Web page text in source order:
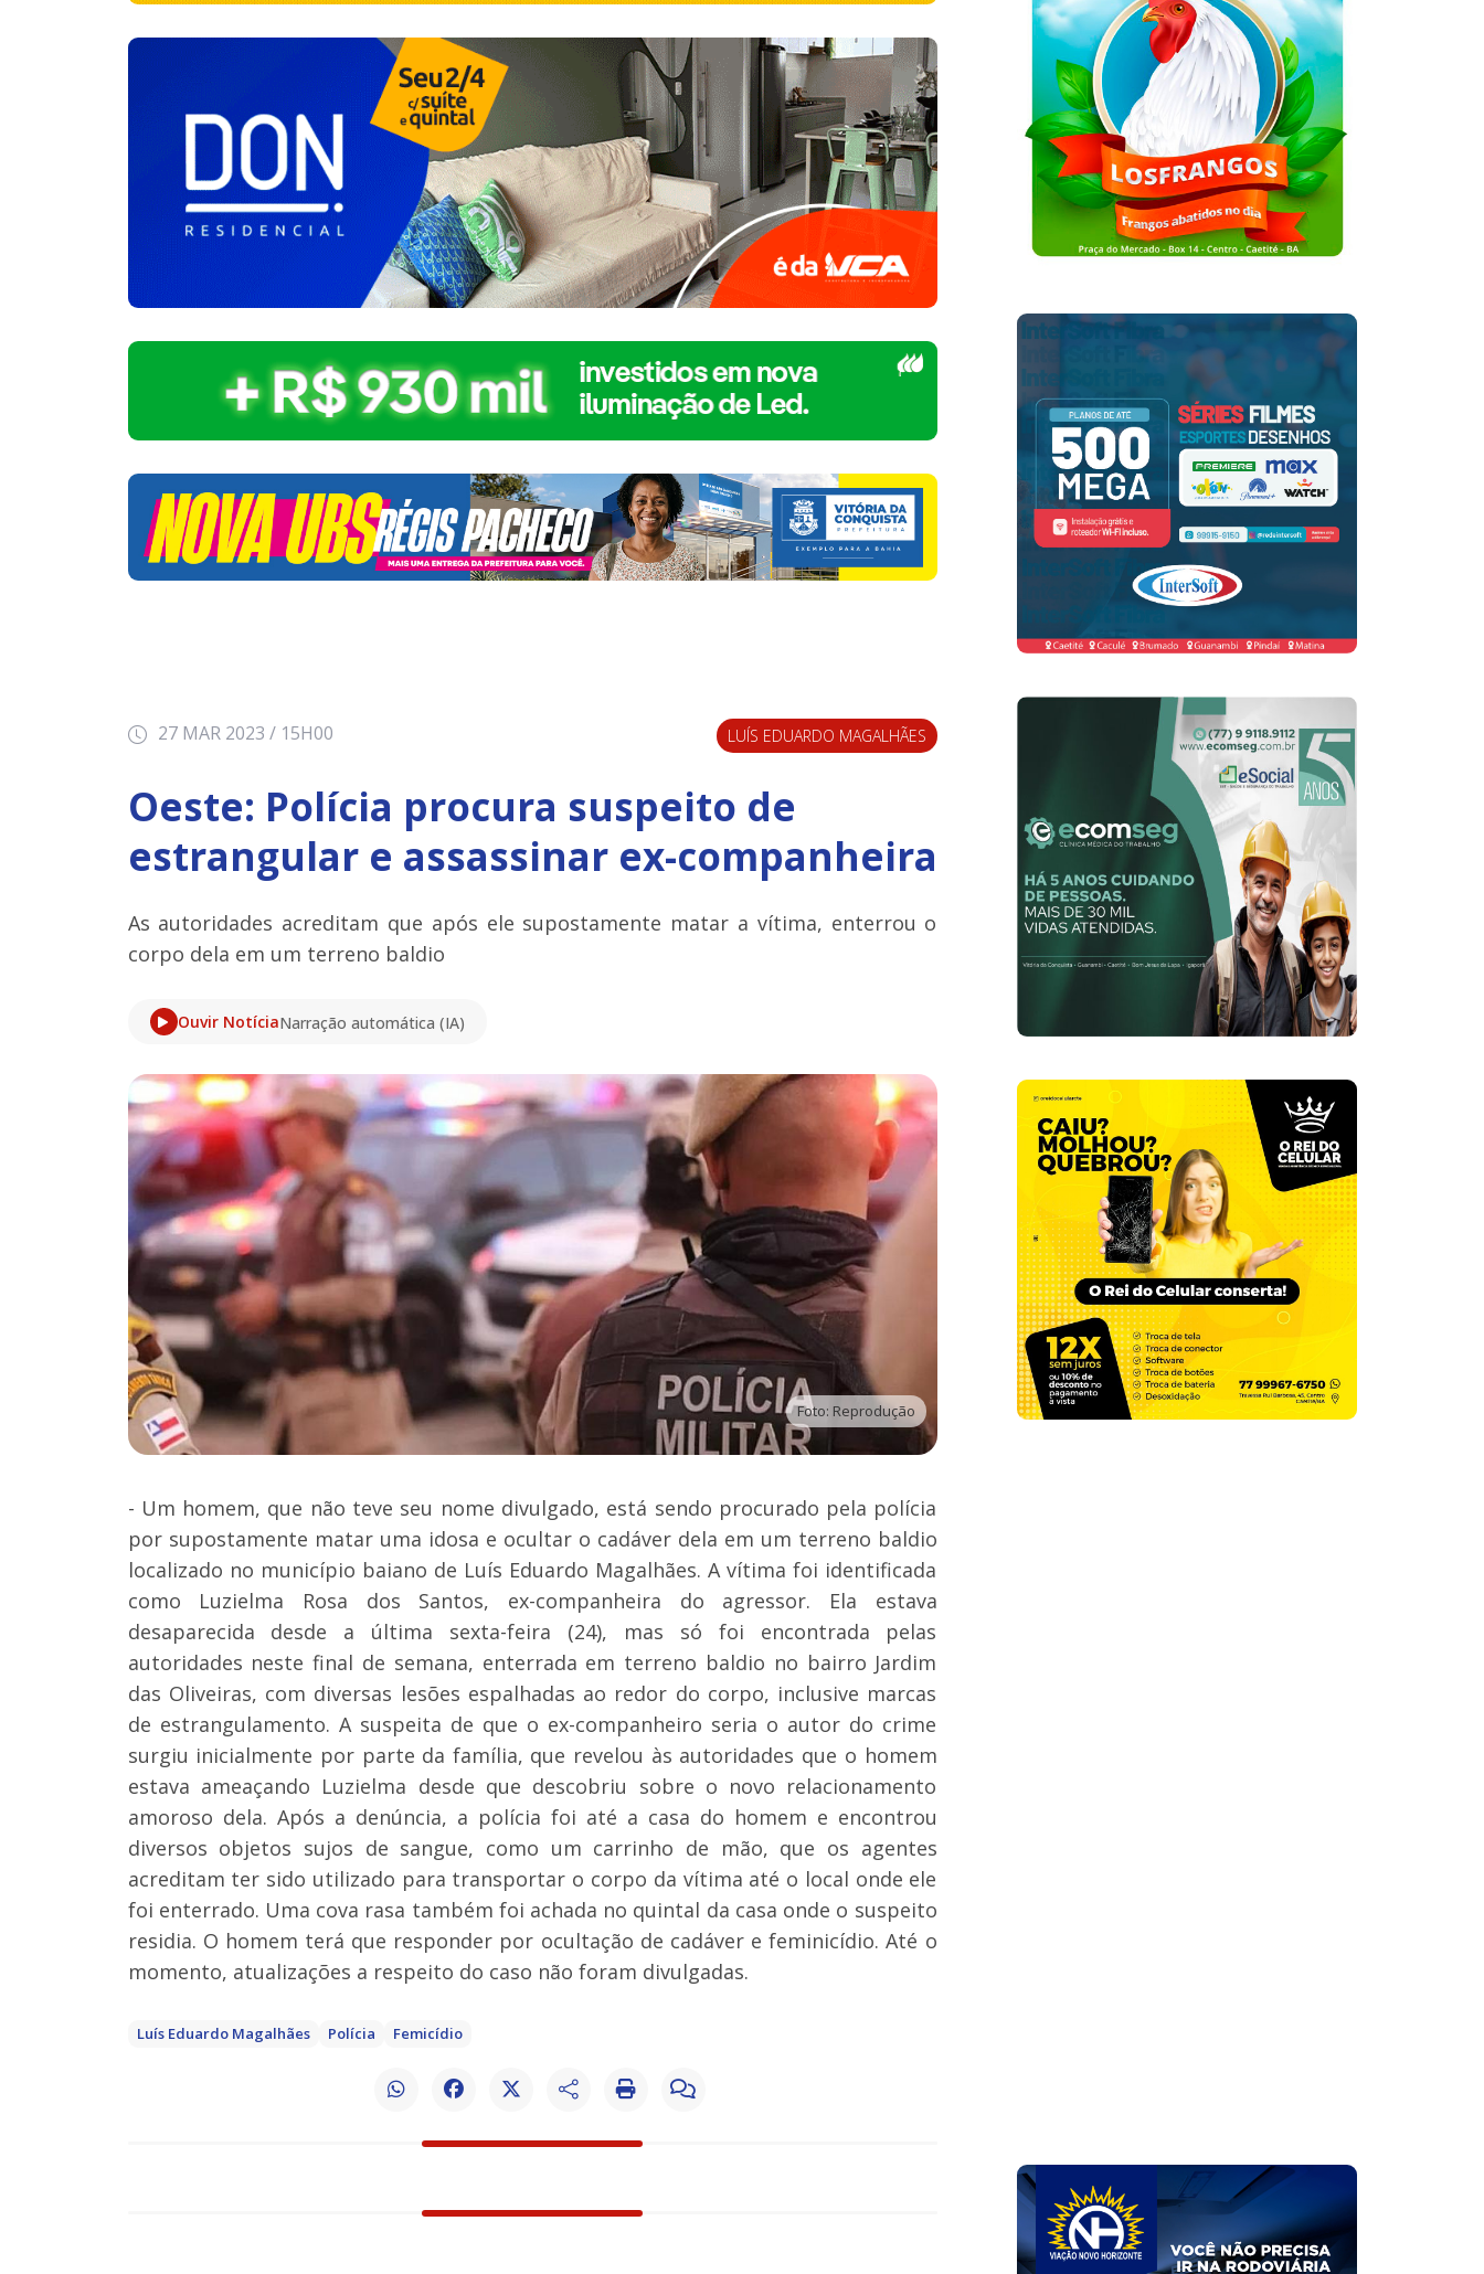
27 MAR 2023 / 15H00 LUÍS EDUARDO MAGALHÃES
Oeste: Polícia procura suspeito de
estrangular e assassinar ex-companheira
As autoridades acreditam que após ele supostamente matar a vítima, enterrou o
corpo dela em um terreno baldio
Ouvir NotíciaNarração automática (IA)
Foto: Reprodução
- Um homem, que não teve seu nome divulgado, está sendo procurado pela polícia
por supostamente matar uma idosa e ocultar o cadáver dela em um terreno baldio
localizado no município baiano de Luís Eduardo Magalhães. A vítima foi identificada
como Luzielma Rosa dos Santos, ex-companheira do agressor. Ela estava
desaparecida desde a última sexta-feira (24), mas só foi encontrada pelas
autoridades neste final de semana, enterrada em terreno baldio no bairro Jardim
das Oliveiras, com diversas lesões espalhadas ao redor do corpo, inclusive marcas
de estrangulamento. A suspeita de que o ex-companheiro seria o autor do crime
surgiu inicialmente por parte da família, que revelou às autoridades que o homem
estava ameaçando Luzielma desde que descobriu sobre o novo relacionamento
amoroso dela. Após a denúncia, a polícia foi até a casa do homem e encontrou
diversos objetos sujos de sangue, como um carrinho de mão, que os agentes
acreditam ter sido utilizado para transportar o corpo da vítima até o local onde ele
foi enterrado. Uma cova rasa também foi achada no quintal da casa onde o suspeito
residia. O homem terá que responder por ocultação de cadáver e feminicídio. Até o
momento, atualizações a respeito do caso não foram divulgadas.
Luís Eduardo Magalhães Polícia Femicídio